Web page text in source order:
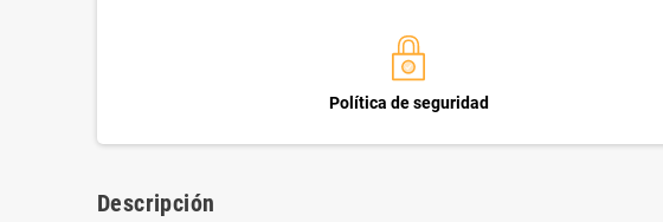
Política de seguridad
Descripción